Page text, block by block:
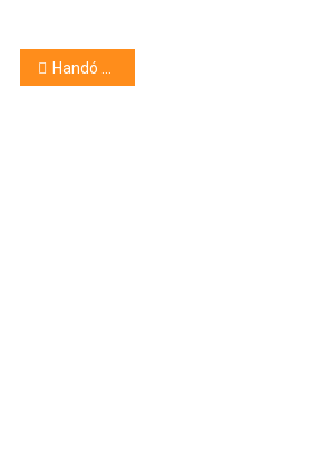
Bejegyzés
Handó Tünde: nyitott, ügyfélbarát, szolgáltató bíróságok kellenek